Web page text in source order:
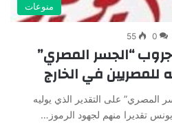
منوعات
0
55
“الجسر المصري”
للمصريين في الخارج
على التقدير الذي يوليه
تقديرا منهم لجهود الرموز…